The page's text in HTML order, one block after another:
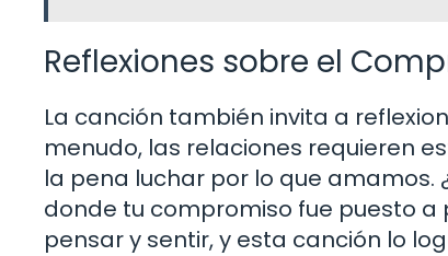
Reflexiones sobre el
La canción también invita a
menudo, las relaciones requieren
la pena luchar por lo que amamos.
donde tu compromiso fue puesto
pensar y sentir, y esta canción lo